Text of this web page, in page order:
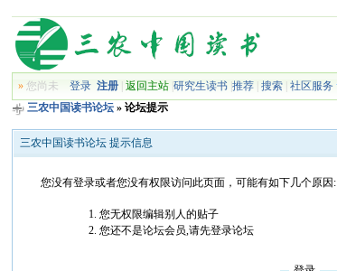
» 您尚未登录 注册 |返回主站 |研究生读书 |推荐 |搜索 |社区服务
三农中国读书论坛 » 论坛提示
三农中国读书论坛 提示信息
您没有登录或者您没有权限访问此页面，可能有如下几个原因:
您无权限编辑别人的贴子
您还不是论坛会员,请先登录论坛